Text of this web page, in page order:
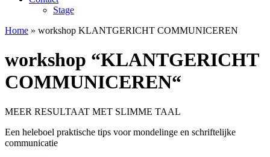
Stage
Home » workshop KLANTGERICHT COMMUNICEREN
workshop “KLANTGERICHT
COMMUNICEREN“
MEER RESULTAAT MET SLIMME TAAL
Een heleboel praktische tips voor mondelinge en schriftelijke
communicatie